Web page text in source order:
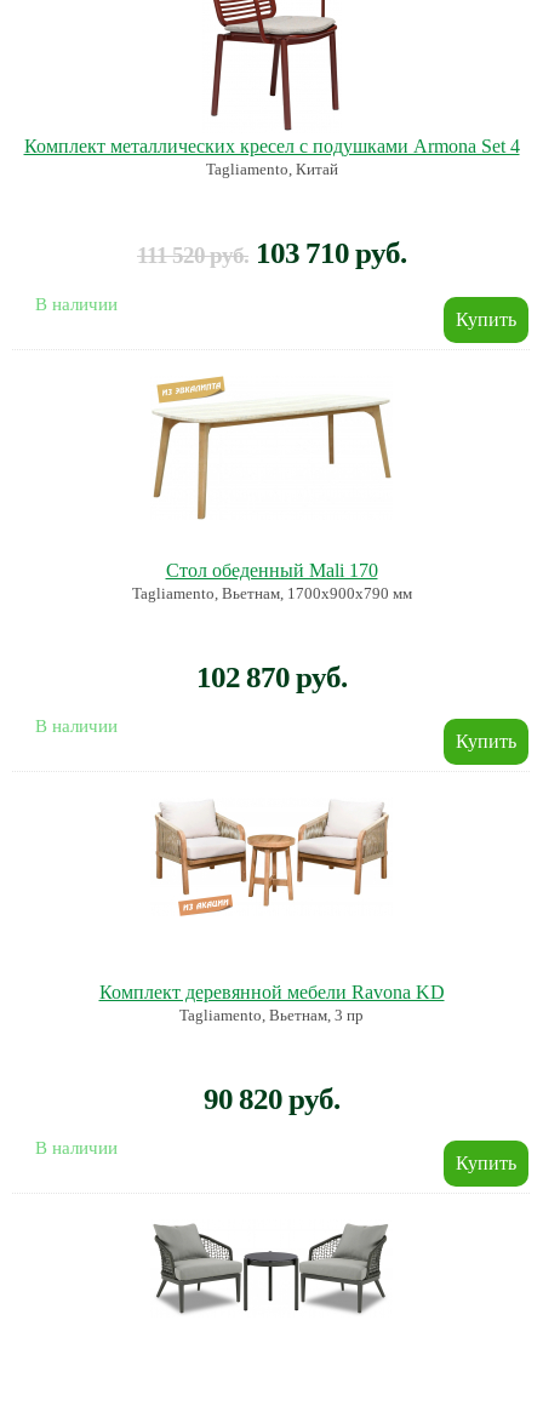
Комплект металлических кресел с подушками Armona Set 4
Tagliamento, Китай
111 520 руб. 103 710 руб.
В наличии
Стол обеденный Mali 170
Tagliamento, Вьетнам, 1700х900х790 мм
102 870 руб.
В наличии
Комплект деревянной мебели Ravona KD
Tagliamento, Вьетнам, 3 пр
90 820 руб.
В наличии